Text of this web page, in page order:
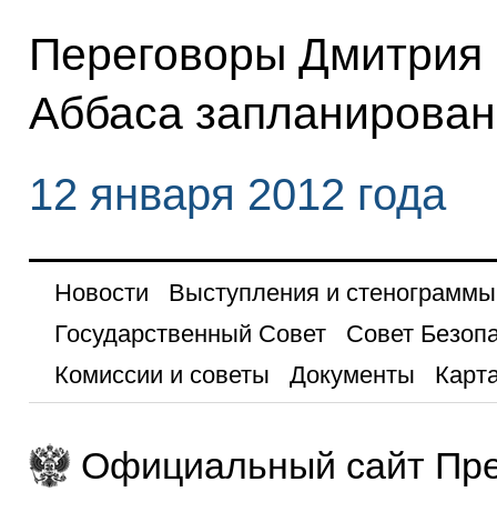
Переговоры
Аббаса
12 января 2012 года
Новости
Выступления и стенограммы
Государственный Совет
Совет
Комиссии и советы
Документы
Официальный сайт